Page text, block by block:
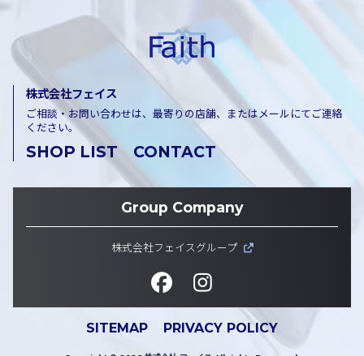
株式会社フェイス
ご相談・お問い合わせは、最寄りの店舗、またはメールにてご連絡
ください。
SHOP LIST CONTACT
Group Company
株式会社フェイスグループ
SITEMAP PRIVACY POLICY